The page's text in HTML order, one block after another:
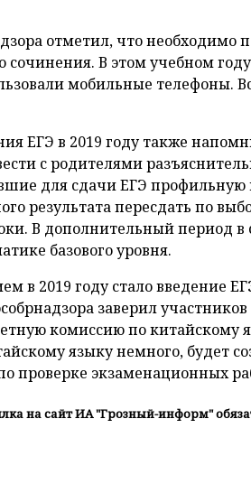
отметил, что необходимо
сочинения. В этом учебном
мобильные телефоны.
ЕГЭ в 2019 году также
с родителями
для сдачи ЕГЭ
результата пересдать по
В дополнительный период
базового уровня.
в 2019 году стало введение
заверил
комиссию по китайскому
языку немного, будет
проверке экзаменационных
на сайт ИА "Грозный-информ"